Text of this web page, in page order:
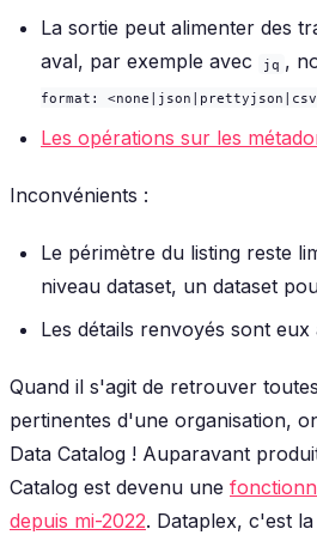
La sortie peut alimenter des
aval, par exemple avec
jq ,
format:
Les opérations sur les
Inconvénients :
Le périmètre du listing reste
niveau dataset, un dataset
Les détails renvoyés sont eux
Quand il s'agit de retrouver
pertinentes d'une organisation,
Data Catalog ! Auparavant
Catalog est devenu une
depuis mi-2022. Dataplex, c'est